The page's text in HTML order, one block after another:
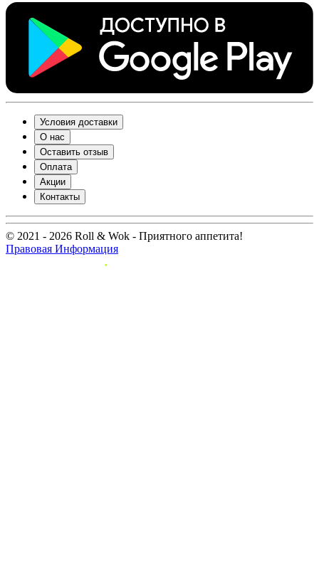
Условия доставки
О нас
Оставить отзыв
Оплата
Акции
Контакты
© 2021 - 2026 Roll & Wok - Приятного аппетита!
Правовая Информация